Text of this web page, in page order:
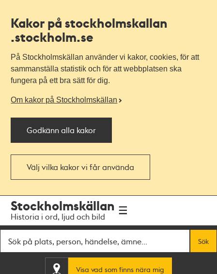
Kakor på stockholmskallan
.stockholm.se
På Stockholmskällan använder vi kakor, cookies, för att
sammanställa statistik och för att webbplatsen ska
fungera på ett bra sätt för dig.
Om kakor på Stockholmskällan
Godkänn alla kakor
Välj vilka kakor vi får använda
navigationen
huvudinnehållet
Stockholmskällan
Historia i ord, ljud och bild
Sök
Visa vad som finns nära mig